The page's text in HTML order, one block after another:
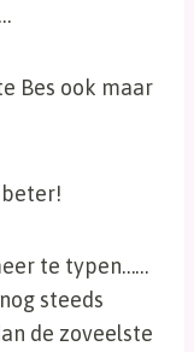
Bes ook maar
te typen……
steeds
de zoveelste